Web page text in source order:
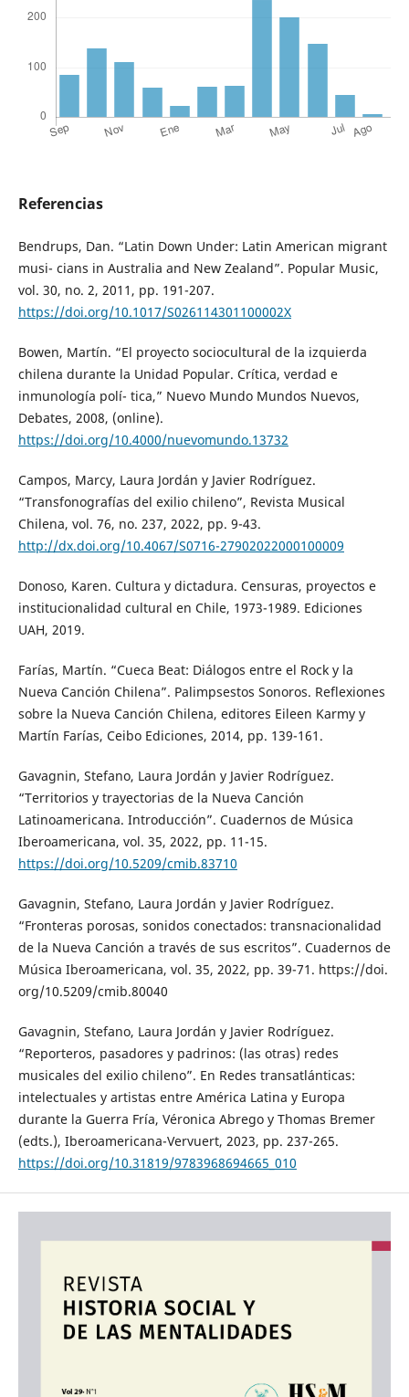
Referencias
Bendrups, Dan. “Latin Down Under: Latin American migrant
musi- cians in Australia and New Zealand”. Popular Music,
vol. 30, no. 2, 2011, pp. 191-207.
https://doi.org/10.1017/S026114301100002X
Bowen, Martín. “El proyecto sociocultural de la izquierda
chilena durante la Unidad Popular. Crítica, verdad e
inmunología polí- tica,” Nuevo Mundo Mundos Nuevos,
Debates, 2008, (online).
https://doi.org/10.4000/nuevomundo.13732
Campos, Marcy, Laura Jordán y Javier Rodríguez.
“Transfonografías del exilio chileno”, Revista Musical
Chilena, vol. 76, no. 237, 2022, pp. 9-43.
http://dx.doi.org/10.4067/S0716-27902022000100009
Donoso, Karen. Cultura y dictadura. Censuras, proyectos e
institucionalidad cultural en Chile, 1973-1989. Ediciones
UAH, 2019.
Farías, Martín. “Cueca Beat: Diálogos entre el Rock y la
Nueva Canción Chilena”. Palimpsestos Sonoros. Reflexiones
sobre la Nueva Canción Chilena, editores Eileen Karmy y
Martín Farías, Ceibo Ediciones, 2014, pp. 139-161.
Gavagnin, Stefano, Laura Jordán y Javier Rodríguez.
“Territorios y trayectorias de la Nueva Canción
Latinoamericana. Introducción”. Cuadernos de Música
Iberoamericana, vol. 35, 2022, pp. 11-15.
https://doi.org/10.5209/cmib.83710
Gavagnin, Stefano, Laura Jordán y Javier Rodríguez.
“Fronteras porosas, sonidos conectados: transnacionalidad
de la Nueva Canción a través de sus escritos”. Cuadernos de
Música Iberoamericana, vol. 35, 2022, pp. 39-71. https://doi.
org/10.5209/cmib.80040
Gavagnin, Stefano, Laura Jordán y Javier Rodríguez.
“Reporteros, pasadores y padrinos: (las otras) redes
musicales del exilio chileno”. En Redes transatlánticas:
intelectuales y artistas entre América Latina y Europa
durante la Guerra Fría, Véronica Abrego y Thomas Bremer
(edts.), Iberoamericana-Vervuert, 2023, pp. 237-265.
https://doi.org/10.31819/9783968694665_010